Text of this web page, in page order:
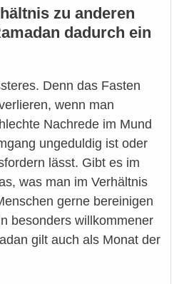
zu anderen
dadurch ein
Denn das Fasten
wenn man
Nachrede im Mund
ungeduldig ist oder
lässt. Gibt es im
was man im Verhältnis
gerne bereinigen
besonders willkommener
gilt auch als Monat der